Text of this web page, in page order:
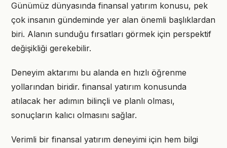
Günümüz dünyasında finansal yatırım konusu, pek
çok insanın gündeminde yer alan önemli başlıklardan
biri. Alanın sunduğu fırsatları görmek için perspektif
değişikliği gerekebilir.
Deneyim aktarımı bu alanda en hızlı öğrenme
yollarından biridir. finansal yatırım konusunda
atılacak her adımın bilinçli ve planlı olması,
sonuçların kalıcı olmasını sağlar.
Verimli bir finansal yatırım deneyimi için hem bilgi